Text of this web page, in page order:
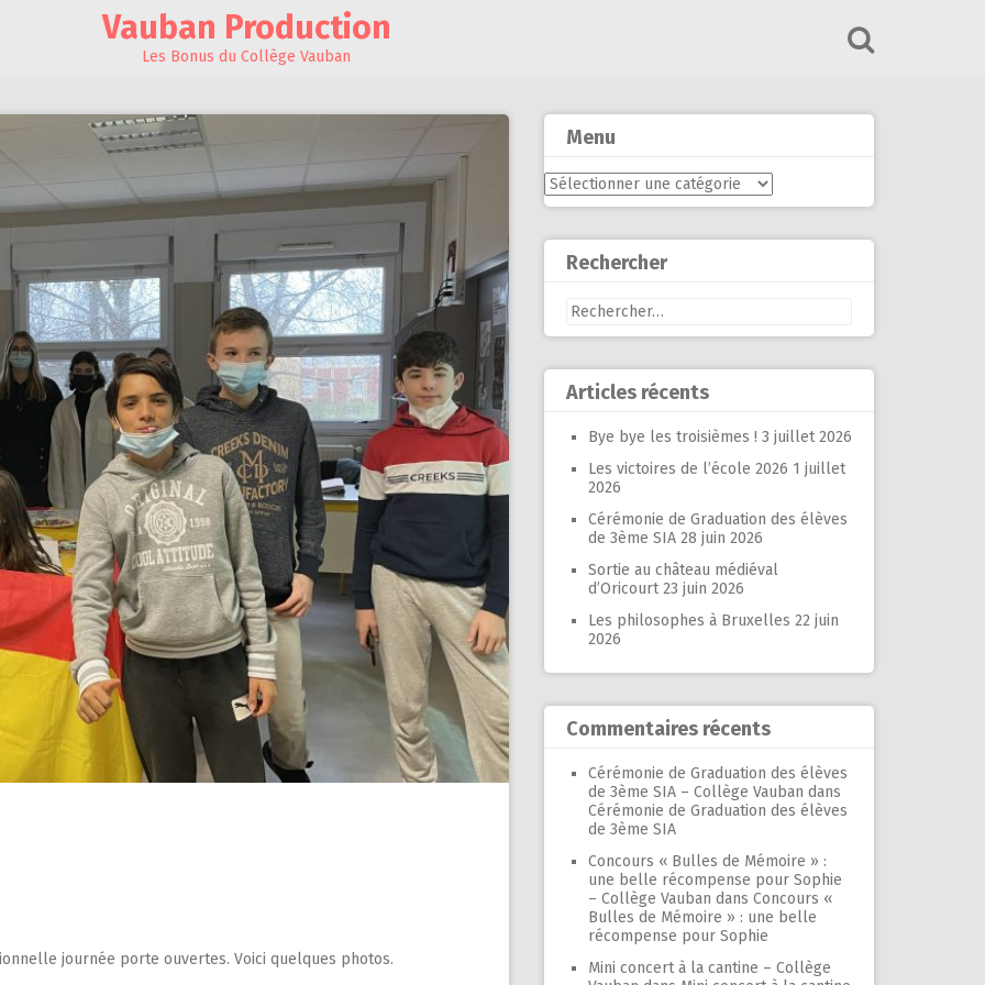
Vauban Production
Les Bonus du Collège Vauban
journée porte ouvertes. Voici quelques photos.
Menu
Menu
Rechercher
Rechercher :
Articles récents
Bye bye les troisièmes ! 3 juillet 2026
Les victoires de l’école 2026 1 juillet
2026
Cérémonie de Graduation des élèves
de 3ème SIA 28 juin 2026
Sortie au château médiéval
d’Oricourt 23 juin 2026
Les philosophes à Bruxelles 22 juin
2026
Commentaires récents
Cérémonie de Graduation des élèves
de 3ème SIA – Collège Vauban dans
Cérémonie de Graduation des élèves
de 3ème SIA
Concours « Bulles de Mémoire » :
une belle récompense pour Sophie
– Collège Vauban dans Concours «
Bulles de Mémoire » : une belle
récompense pour Sophie
Mini concert à la cantine – Collège